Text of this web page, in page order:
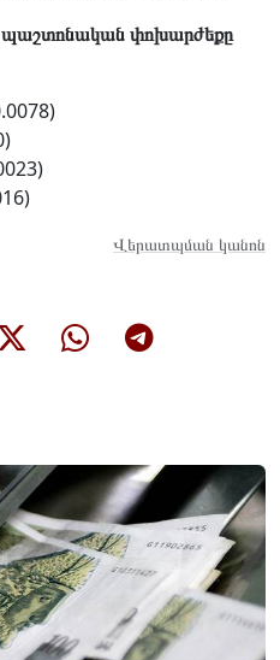
փոխարժեքը
Վերատպման կանոն